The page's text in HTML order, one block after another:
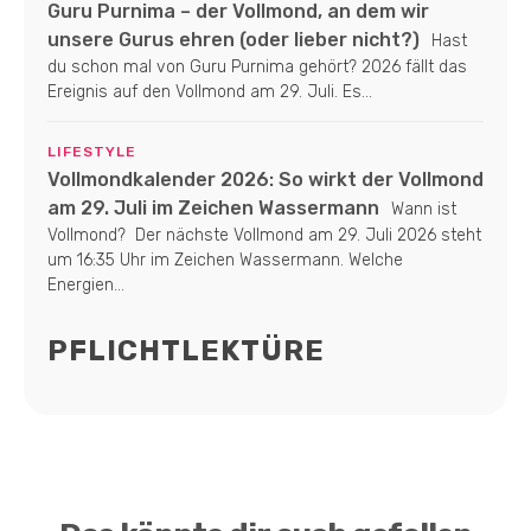
Guru Purnima – der Vollmond, an dem wir
unsere Gurus ehren (oder lieber nicht?)
Hast
du schon mal von Guru Purnima gehört? 2026 fällt das
Ereignis auf den Vollmond am 29. Juli. Es...
LIFESTYLE
Vollmondkalender 2026: So wirkt der Vollmond
am 29. Juli im Zeichen Wassermann
Wann ist
Vollmond? Der nächste Vollmond am 29. Juli 2026 steht
um 16:35 Uhr im Zeichen Wassermann. Welche
Energien...
PFLICHTLEKTÜRE